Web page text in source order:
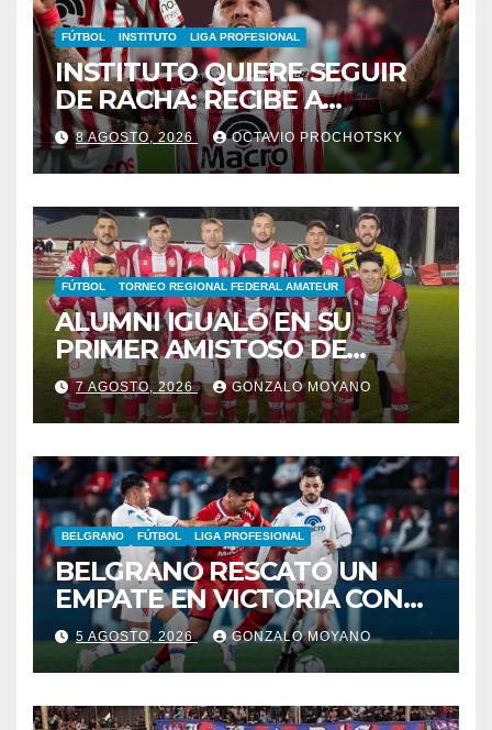
FÚTBOL INSTITUTO LIGA PROFESIONAL
INSTITUTO QUIERE SEGUIR
DE RACHA: RECIBE A
GIMNASIA DE MENDOZA EN
ALTA CÓRDOBA
8 AGOSTO, 2026 OCTAVIO PROCHOTSKY
FÚTBOL TORNEO REGIONAL FEDERAL AMATEUR
ALUMNI IGUALÓ EN SU
PRIMER AMISTOSO DE
PRETEMPORADA
7 AGOSTO, 2026 GONZALO MOYANO
BELGRANO FÚTBOL LIGA PROFESIONAL
BELGRANO RESCATÓ UN
EMPATE EN VICTORIA CON
CARDOZO COMO FIGURA
5 AGOSTO, 2026 GONZALO MOYANO